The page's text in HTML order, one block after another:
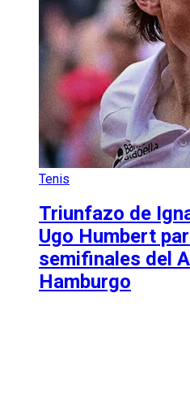
Tenis
Triunfazo de
Ugo Humbert
semifinales del
Hamburgo